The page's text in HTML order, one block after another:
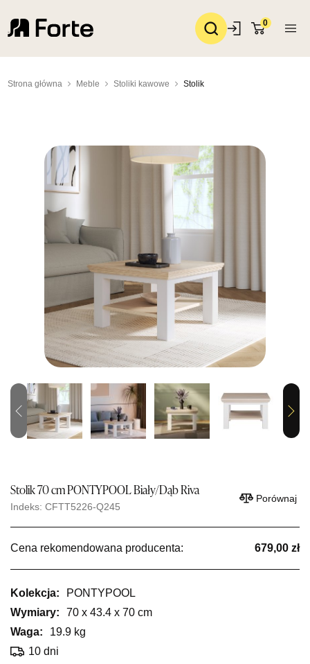
0
Strona główna Meble Stoliki kawowe Stolik
Previous Next
Stolik 70 cm PONTYPOOL Biały/Dąb Riva
Indeks: CFTT5226-Q245
Porównaj
Cena rekomendowana producenta: 679,00 zł
Kolekcja:
PONTYPOOL
Wymiary:
70 x 43.4 x 70 cm
Waga:
19.9 kg
10 dni